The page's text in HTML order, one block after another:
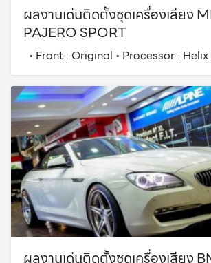
ผลงานเด่นติดตั้งชุดเครื่องเสียง
PAJERO SPORT
• Front : Original • Processor :
ผลงานเด่นติดตั้งชุดเครื่องเสียง